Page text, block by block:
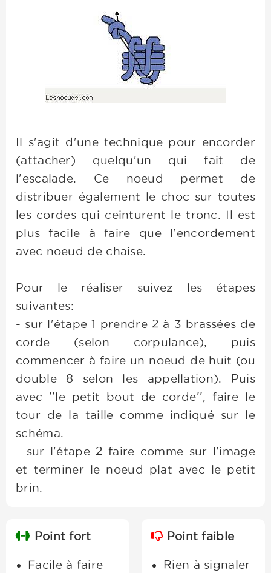
Il s'agit d'une technique pour encorder
(attacher) quelqu'un qui fait de
l'escalade. Ce noeud permet de
distribuer également le choc sur toutes
les cordes qui ceinturent le tronc. Il est
plus facile à faire que l'encordement
avec noeud de chaise.
Pour le réaliser suivez les étapes
suivantes:
- sur l'étape 1 prendre 2 à 3 brassées de
corde (selon corpulance), puis
commencer à faire un noeud de huit (ou
double 8 selon les appellation). Puis
avec ''le petit bout de corde'', faire le
tour de la taille comme indiqué sur le
schéma.
- sur l'étape 2 faire comme sur l'image
et terminer le noeud plat avec le petit
brin.
Point fort
Facile à faire
Point faible
Rien à signaler